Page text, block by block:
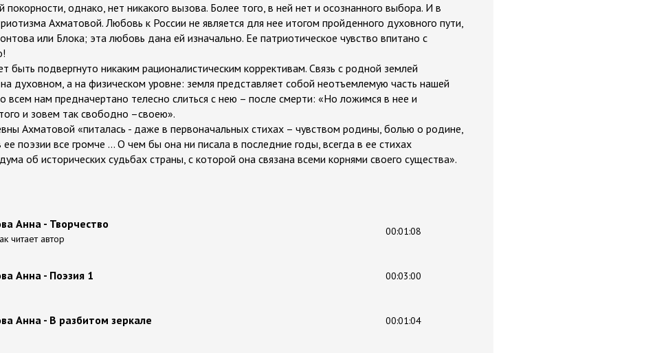
покорности, однако, нет никакого вызова. Более того, в ней нет и осознанного выбора. И в
Ахматовой. Любовь к России не является для нее итогом пройденного духовного пути,
или Блока; эта любовь дана ей изначально. Ее патриотическое чувство впитано с
быть подвергнуто никаким рационалистическим коррективам. Связь с родной землей
духовном, а на физическом уровне: земля представляет собой неотъемлемую часть нашей
всем нам предначертано телесно слиться с нею – после смерти: «Но ложимся в нее и
и зовем так свободно –своею».
Ахматовой «питалась - даже в первоначальных стихах – чувством родины, болью о родине,
ее поэзии все громче … О чем бы она ни писала в последние годы, всегда в ее стихах
об исторических судьбах страны, с которой она связана всеми корнями своего существа».
Анна - Творчество
читает автор
00:01:08
Анна - Поэзия 1 00:03:00
Анна - В разбитом зеркале 00:01:04